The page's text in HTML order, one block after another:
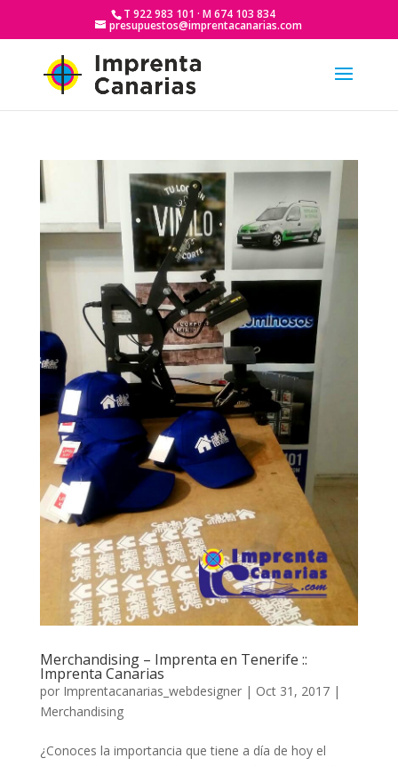
T 922 983 101 · M 674 103 834
presupuestos@imprentacanarias.com
Merchandising – Imprenta en Tenerife ::
Imprenta Canarias
por Imprentacanarias_webdesigner| Oct 31, 2017|
Merchandising
¿Conoces la importancia que tiene a día de hoy el